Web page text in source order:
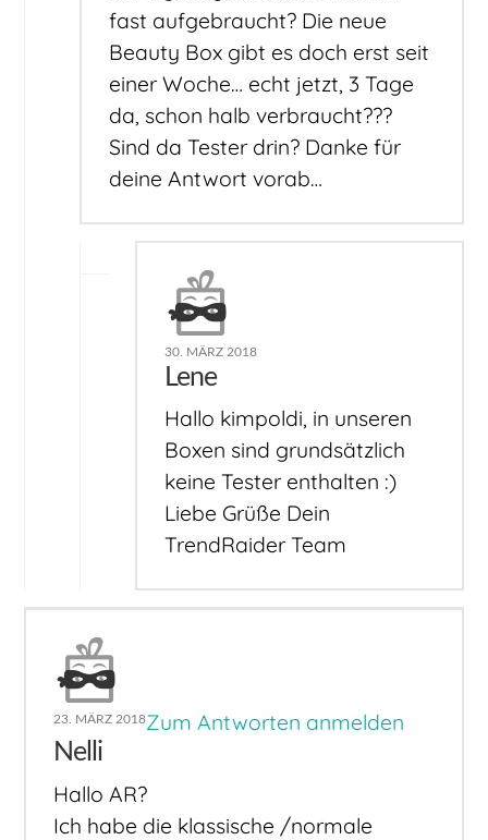
fast aufgebraucht? Die neue
Beauty Box gibt es doch erst seit
einer Woche… echt jetzt, 3 Tage
da, schon halb verbraucht???
Sind da Tester drin? Danke für
deine Antwort vorab…
30. MÄRZ 2018
Lene
Hallo kimpoldi, in unseren
Boxen sind grundsätzlich
keine Tester enthalten :)
Liebe Grüße Dein
TrendRaider Team
23. MÄRZ 2018Zum Antworten anmelden
Nelli
Hallo AR?
Ich habe die klassische /normale